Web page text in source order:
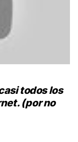
todos los
(por no